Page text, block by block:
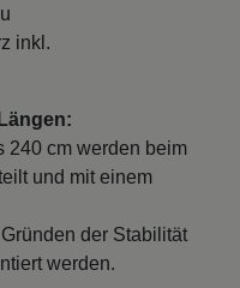
inkl.
240 cm werden beim
und mit einem
der Stabilität
werden.